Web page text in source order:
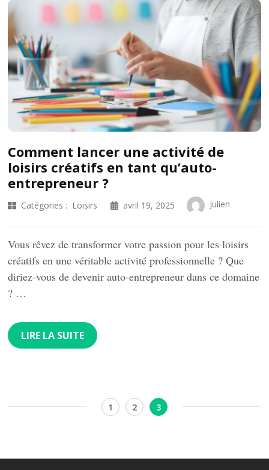
Comment lancer une activité de
loisirs créatifs en tant qu’auto-
entrepreneur ?
Catégories : Loisirs avril 19, 2025 Julien
Vous rêvez de transformer votre passion pour les loisirs
créatifs en une véritable activité professionnelle ? Que
diriez-vous de devenir auto-entrepreneur dans ce domaine
? …
LIRE LA SUITE
PaginationPage
1 Page
2 Page
3